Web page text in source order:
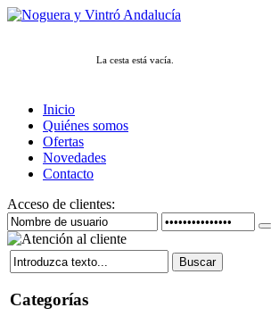
La cesta está vacía.
Inicio
Quiénes somos
Ofertas
Novedades
Contacto
Acceso de clientes:
Categorías